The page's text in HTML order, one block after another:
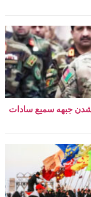
شدن جبهه سمیع سادات